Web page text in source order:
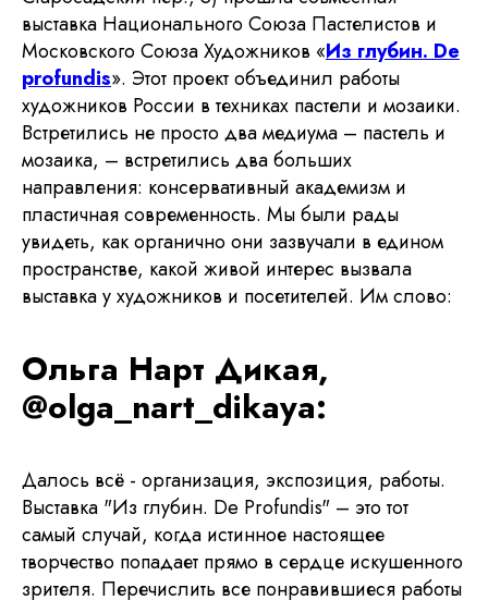
выставка Национального Союза Пастелистов и
Московского Союза Художников «Из глубин. De
profundis». Этот проект объединил работы
художников России в техниках пастели и мозаики.
Встретились не просто два медиума – пастель и
мозаика, – встретились два больших
направления: консервативный академизм и
пластичная современность. Мы были рады
увидеть, как органично они зазвучали в едином
пространстве, какой живой интерес вызвала
выставка у художников и посетителей. Им слово:
Ольга Нарт Дикая,
@olga_nart_dikaya:
Далось всё - организация, экспозиция, работы.
Выставка "Из глубин. De Profundis" – это тот
самый случай, когда истинное настоящее
творчество попадает прямо в сердце искушенного
зрителя. Перечислить все понравившиеся работы